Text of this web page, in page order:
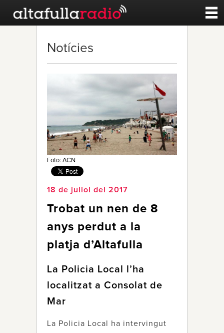
Esports
Noticies
Qui Som
Notícies
Foto: ACN
18 de juliol del 2017
Trobat un nen de 8
anys perdut a la
platja d’Altafulla
La Policia Local l’ha
localitzat a Consolat de
Mar
La Policia Local ha intervingut